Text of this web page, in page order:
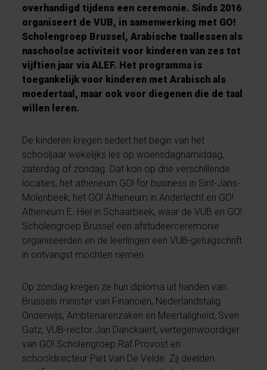
overhandigd tijdens een ceremonie. Sinds 2016
organiseert de VUB, in samenwerking met GO!
Scholengroep Brussel, Arabische taallessen als
naschoolse activiteit voor kinderen van zes tot
vijftien jaar via ALEF. Het programma is
toegankelijk voor kinderen met Arabisch als
moedertaal, maar ook voor diegenen die de taal
willen leren.
De kinderen kregen sedert het begin van het
schooljaar wekelijks les op woensdagnamiddag,
zaterdag of zondag. Dat kon op drie verschillende
locaties, het atheneum GO! for business in Sint-Jans-
Molenbeek, het GO! Atheneum in Anderlecht en GO!
Atheneum E. Hiel in Schaarbeek, waar de VUB en GO!
Scholengroep Brussel een afstudeerceremonie
organiseerden en de leerlingen een VUB-getuigschrift
in ontvangst mochten nemen.
Op zondag kregen ze hun diploma uit handen van
Brussels minister van Financiën, Nederlandstalig
Onderwijs, Ambtenarenzaken en Meertaligheid, Sven
Gatz, VUB-rector Jan Danckaert, vertegenwoordiger
van GO! Scholengroep Raf Provost en
schooldirecteur Piet Van De Velde. Zij deelden